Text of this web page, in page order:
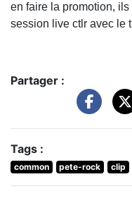
en faire la promotion,
session live ctlr avec le
Partager :
Tags :
common pete-rock clip